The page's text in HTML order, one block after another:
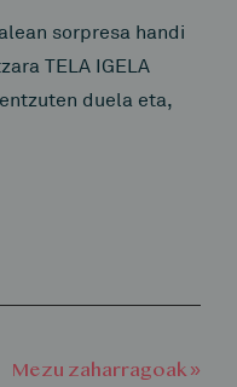
sorpresa handi
TELA IGELA
duela eta,
Mezu zaharragoak »